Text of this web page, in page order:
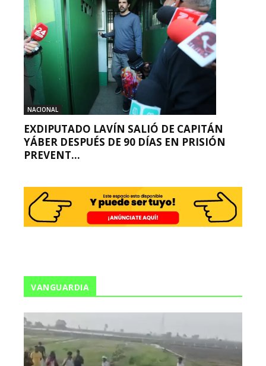
NACIONAL
EXDIPUTADO LAVÍN SALIÓ DE CAPITÁN
YÁBER DESPUÉS DE 90 DÍAS EN PRISIÓN
PREVENT...
VANGUARDIA